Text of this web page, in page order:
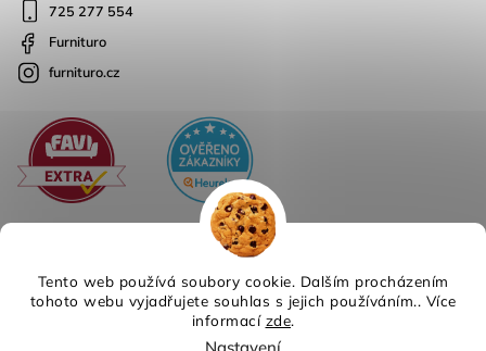
Tento web používá soubory cookie. Dalším procházením
tohoto webu vyjadřujete souhlas s jejich používáním.. Více
informací zde.
725 277 554
Furnituro
furnituro.cz
Furnituro . Všechna práva vyhrazena.